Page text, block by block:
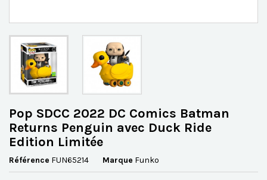
Pop SDCC 2022 DC Comics Batman
Returns Penguin avec Duck Ride
Edition Limitée
Référence FUN65214 Marque Funko